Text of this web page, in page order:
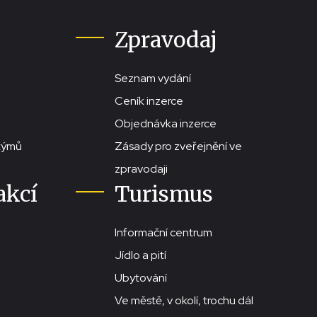
Zpravodaj
Seznam vydání
Ceník inzerce
Objednávka inzerce
Zásady pro zveřejnění ve
zpravodaji
Turismus
Informační centrum
Jídlo a pití
Ubytování
Ve městě, v okolí, trochu dál